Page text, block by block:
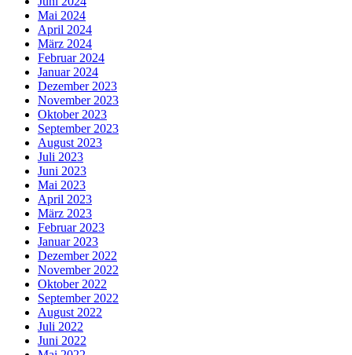
Mai 2024
April 2024
März 2024
Februar 2024
Januar 2024
Dezember 2023
November 2023
Oktober 2023
September 2023
August 2023
Juli 2023
Juni 2023
Mai 2023
April 2023
März 2023
Februar 2023
Januar 2023
Dezember 2022
November 2022
Oktober 2022
September 2022
August 2022
Juli 2022
Juni 2022